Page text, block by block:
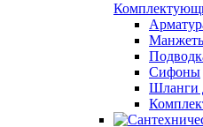
Сифоны
Шланги